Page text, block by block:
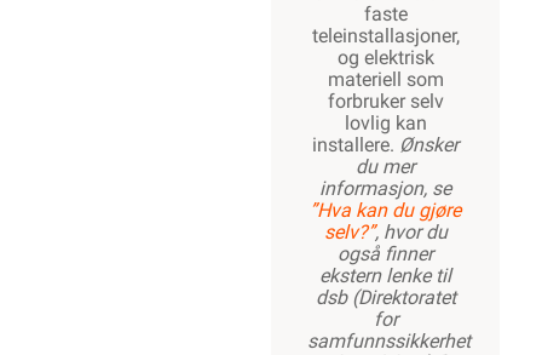
faste
teleinstallasjoner,
og elektrisk
materiell som
forbruker selv
lovlig kan
installere. Ønsker
du mer
informasjon, se
”Hva kan du gjøre
selv?”, hvor du
også finner
ekstern lenke til
dsb (Direktoratet
for
samfunnssikkerhet